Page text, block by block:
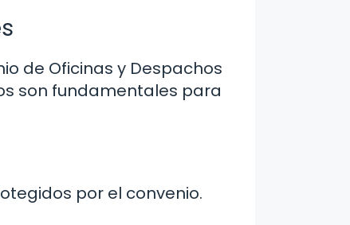
de Oficinas y Despachos
son fundamentales para
por el convenio.